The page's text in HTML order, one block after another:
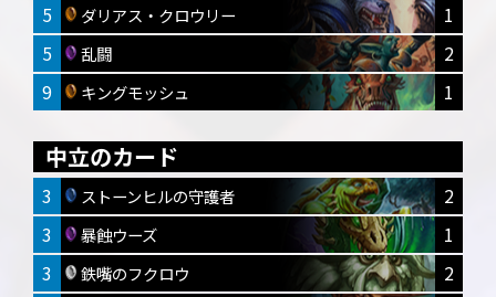
5
ダリアス・クロウリー
1
5
乱闘
2
9
キングモッシュ 1
中立のカード
3 ストーンヒルの守護者
2
3
暴蝕ウーズ
1
3
鉄嘴のフクロウ
2